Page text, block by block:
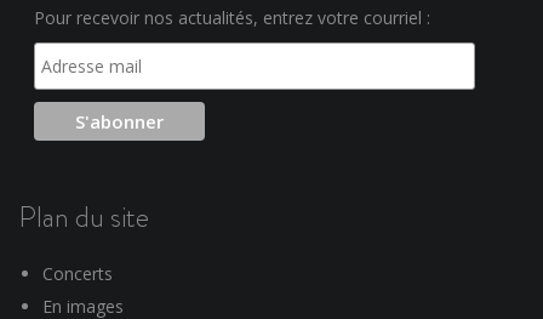
Pour recevoir nos actualités, entrez votre courriel :
Plan du site
Concerts
En images